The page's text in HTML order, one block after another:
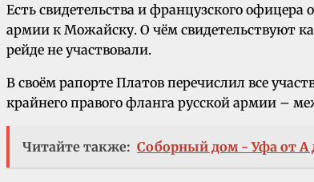
Есть свидетельства и французского
армии к Можайску. О чём свидетельствуют
рейде не участвовали.
В своём рапорте Платов перечислил все
крайнего правого фланга русской армии –
Читайте также: Соборный дом - Уфа от А